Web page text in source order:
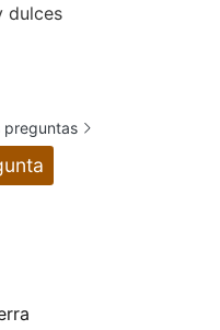
dulces
preguntas